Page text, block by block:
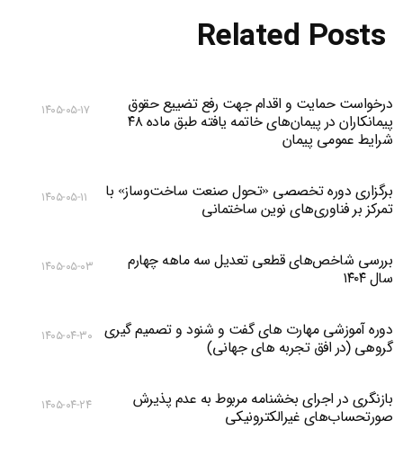
Related Posts
درخواست حمایت و اقدام جهت رفع تضییع حقوق
پیمانکاران در پیمان‌های خاتمه یافته طبق ماده ۴۸
شرایط عمومی پیمان
۱۴۰۵-۰۵-۱۷
برگزاری دوره تخصصی «تحول صنعت ساخت‌وساز» با
تمرکز بر فناوری‌های نوین ساختمانی
۱۴۰۵-۰۵-۱۱
بررسی شاخص‌های قطعی تعدیل سه ماهه چهارم
سال ۱۴۰۴
۱۴۰۵-۰۵-۰۳
دوره آموزشی مهارت های گفت و شنود و تصمیم گیری
گروهی (در افق تجربه های جهانی)
۱۴۰۵-۰۴-۳۰
بازنگری در اجرای بخشنامه مربوط به عدم پذیرش
صورتحساب‌های غیرالکترونیکی
۱۴۰۵-۰۴-۲۴